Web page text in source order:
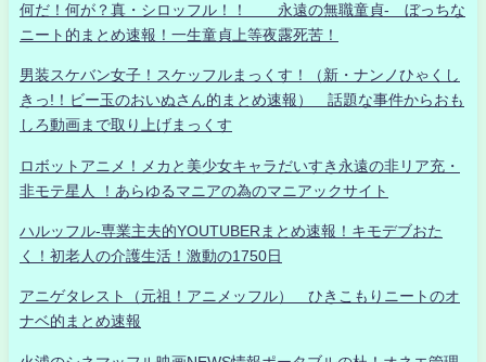
何だ！何が？真・シロッフル！！ 永遠の無職童貞- ぼっちな
ニート的まとめ速報！一生童貞上等夜露死苦！
男装スケバン女子！スケッフルまっくす！（新・ナンノひゃくし
きっ!！ビー玉のおいぬさん的まとめ速報） 話題な事件からおも
しろ動画まで取り上げまっくす
ロボットアニメ！メカと美少女キャラだいすき永遠の非リア充・
非モテ星人 ！あらゆるマニアの為のマニアックサイト
ハルッフル-専業主夫的YOUTUBERまとめ速報！キモデブおた
く！初老人の介護生活！激動の1750日
アニゲタレスト（元祖！アニメッフル） ひきこもりニートのオ
ナベ的まとめ速報